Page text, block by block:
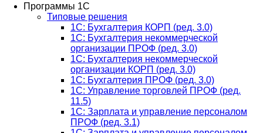
Программы 1С
Типовые решения
1C: Бухгалтерия КОРП (ред. 3.0)
1С: Бухгалтерия некоммерческой
организации ПРОФ (ред. 3.0)
1С: Бухгалтерия некоммерческой
организации КОРП (ред. 3.0)
1C: Бухгалтерия ПРОФ (ред. 3.0)
1C: Управление торговлей ПРОФ (ред.
11.5)
1C: Зарплата и управление персоналом
ПРОФ (ред. 3.1)